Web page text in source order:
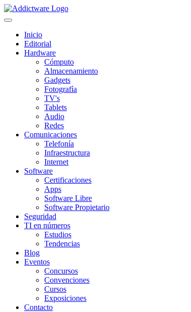
Inicio
Editorial
Hardware
Cómputo
Almacenamiento
Gadgets
Fotografía
TV's
Tablets
Audio
Redes
Comunicaciones
Telefonía
Infraestructura
Internet
Software
Certificaciones
Apps
Software Libre
Software Propietario
Seguridad
TI en números
Estudios
Tendencias
Blog
Eventos
Concursos
Convenciones
Cursos
Exposiciones
Contacto